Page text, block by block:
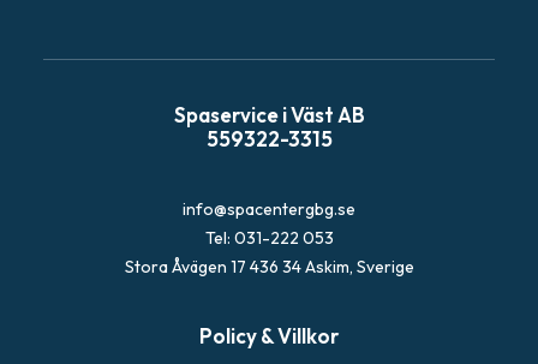
å
Spaservice i Väst AB
559322-3315
info@spacentergbg.se
Tel: 031-222 053
Stora Åvägen 17 436 34 Askim, Sverige
Policy & Villkor